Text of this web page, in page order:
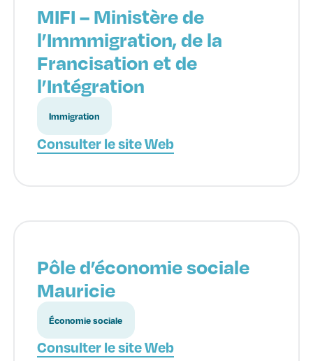
MIFI – Ministère de
l’Immmigration, de la
Francisation et de
l’Intégration
Immigration
Consulter le site Web
Pôle d’économie sociale
Mauricie
Économie sociale
Consulter le site Web